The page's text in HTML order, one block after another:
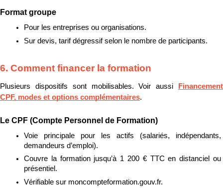
Format groupe
Pour les entreprises ou organisations.
Sur devis, tarif dégressif selon le nombre de participants.
6. Comment financer la formation
Plusieurs dispositifs sont mobilisables. Voir aussi
Financement
CPF, modes et options complémentaires.
Le CPF (Compte Personnel de Formation)
Voie principale pour les actifs (salariés, indépendants,
demandeurs d’emploi).
Couvre la formation jusqu’à 1 200 € TTC en distanciel ou
présentiel.
Vérifiable sur moncompteformation.gouv.fr.